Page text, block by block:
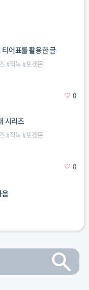
어표를 활용한 글
#적녹#포켓몬
0
시리즈
#적녹#포켓몬
0
음